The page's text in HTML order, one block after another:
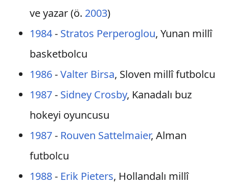
ve yazar (ö. 2003)
1984- Stratos Perperoglou, Yunan millî
basketbolcu
1986-Valter Birsa, Sloven millî futbolcu
1987- Sidney Crosby, Kanadalı buz
hokeyi oyuncusu
1987- Rouven Sattelmaier, Alman
futbolcu
1988- Erik Pieters, Hollandalı millî